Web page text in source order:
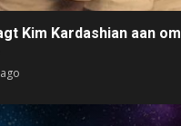
Kim Kardashian aan om